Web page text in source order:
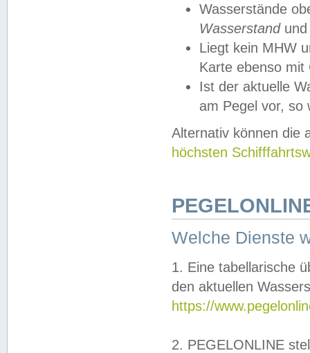
Wasserstände
Wasserstandund
Liegt kein MHW
Karte ebenso mit
Ist der aktuelle
am Pegel vor,
Alternativ können die
höchsten
Welche Dienste
1. Eine tabellarische
den aktuellen
https://
2. PEGELONLINE